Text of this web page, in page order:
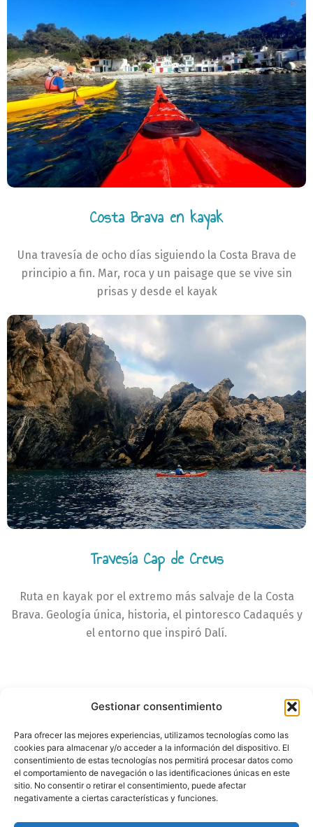
Gestionar consentimiento
Para ofrecer las mejores experiencias, utilizamos tecnologías como las
cookies para almacenar y/o acceder a la información del dispositivo. El
consentimiento de estas tecnologías nos permitirá procesar datos como
el comportamiento de navegación o las identificaciones únicas en este
sitio. No consentir o retirar el consentimiento, puede afectar
negativamente a ciertas características y funciones.
Costa Brava en kayak
Una travesía de ocho días siguiendo la Costa Brava de
principio a fin. Mar, roca y un paisage que se vive sin
prisas y desde el kayak
Travesía Cap de Creus
Ruta en kayak por el extremo más salvaje de la Costa
Brava. Geología única, historia, el pintoresco Cadaqués y
el entorno que inspiró Dalí.